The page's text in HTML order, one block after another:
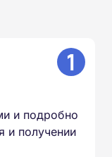
1
и подробно
и получении